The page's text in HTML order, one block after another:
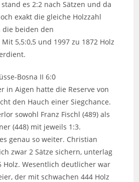
es 2:2 nach Sätzen und da
exakt die gleiche Holzzahl
beiden den
5,5:0,5 und 1997 zu 1872 Holz
Bosna II 6:0
in Aigen hatte die Reserve von
den Hauch einer Siegchance.
sowohl Franz Fischl (489) als
(448) mit jeweils 1:3.
genau so weiter. Christian
zwar 2 Sätze sichern, unterlag
Holz. Wesentlich deutlicher war
der mit schwachen 444 Holz